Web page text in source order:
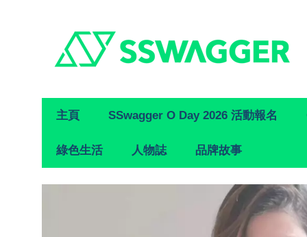
Primary
Navigation
主頁 SSwagger O Day 2026 活動報名
綠色生活 人物誌 品牌故事